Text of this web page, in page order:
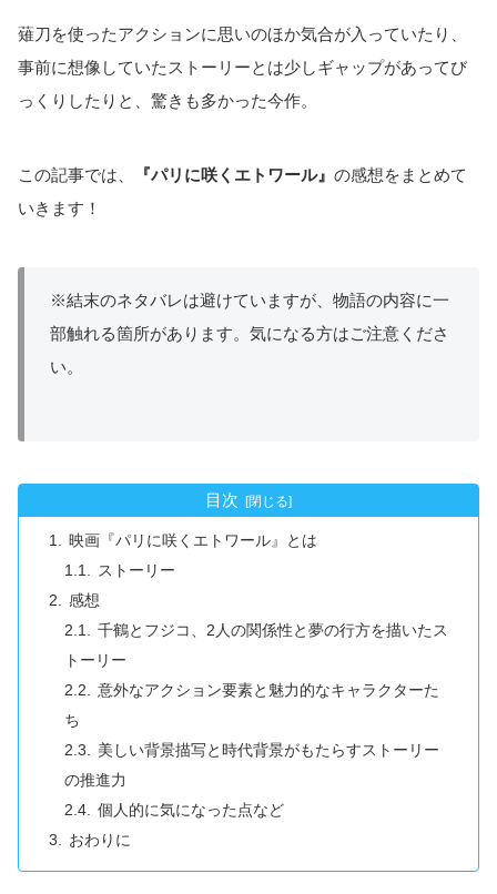
薙刀を使ったアクションに思いのほか気合が入っていたり、
事前に想像していたストーリーとは少しギャップがあってび
っくりしたりと、驚きも多かった今作。
この記事では、 『パリに咲くエトワール』 の感想をまとめて
いきます！
※結末のネタバレは避けていますが、物語の内容に一
部触れる箇所があります。気になる方はご注意くださ
い。
目次
映画『パリに咲くエトワール』とは
ストーリー
感想
千鶴とフジコ、2人の関係性と夢の行方を描いたス
トーリー
意外なアクション要素と魅力的なキャラクターた
ち
美しい背景描写と時代背景がもたらすストーリー
の推進力
個人的に気になった点など
おわりに